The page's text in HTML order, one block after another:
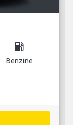
local_gas_station
Benzine